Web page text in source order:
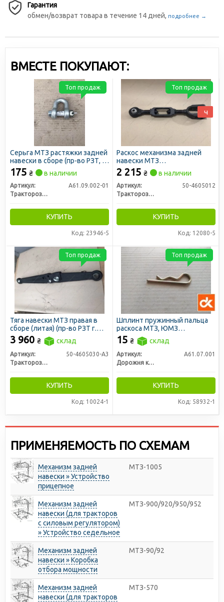
Гарантия
обмен/возврат товара в течение 14 дней, подробнее →
ВМЕСТЕ ПОКУПАЮТ:
Серьга МТЗ растяжки задней
навески в сборе (пр-во РЗТ, г.
Ромны)
175 ₴ в наличии
Артикул:
А61.09.002-01
Тракторозапчасть г. Ромны
КУПИТЬ
Код: 23946-5
Топ продаж
Раскос механизма задней
навески МТЗ
нерегулируемый (пр-во
Руслан-Комплект)
2 215 ₴ в наличии
Артикул:
50-4605012
Тракторозапчасть г. Ромны
КУПИТЬ
Код: 12080-5
Топ продаж
ч
Тяга навески МТЗ правая в
сборе (литая) (пр-во РЗТ г.
Ромны)
3 960 ₴ склад
Артикул:
50-4605030-А3
Тракторозапчасть г. Ромны
КУПИТЬ
Код: 10024-1
Топ продаж
Шплинт пружинный пальца
раскоса МТЗ, ЮМЗ
(механизма фиксации)
d=4,5мм (ДК)
15 ₴ склад
Артикул:
А61.07.001
Дорожня карта
КУПИТЬ
Код: 58932-1
Топ продаж
ПРИМЕНЯЕМОСТЬ ПО СХЕМАМ
Механизм задней
навески » Устройство
прицепное
МТЗ-1005
Механизм задней
навески (для тракторов
с силовым регулятором)
» Устройство седельное
МТЗ-900/920/950/952
Механизм задней
навески » Коробка
отбора мощности
МТЗ-90/92
Механизм задней
навески (для тракторов
МТЗ-570